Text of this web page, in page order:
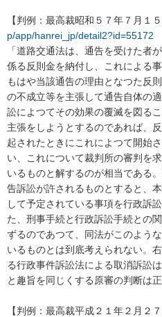
【判例：最高裁昭和５７年７月１５
p/app/hanrei_jp/detail2?id=55172
「道路交通法は、通告を受けた者
係る反則金を納付し、これによる
もはや当該通告の理由となつた反
の不成立等を主張して通告自体の
訟によつてその効果の覆滅を図る
主張をしようとするのであれば、
起されたときにこれによつて開始
い、これについて裁判所の審判を
いるものと解するのが相当である
告訴訟が許されるものとすると、
して予定されている事項を行政訴
た、刑事手続と行政訴訟手続との
ずるのであつて、同法がこのよう
いるものとは到底考えられない。
る行政事件訴訟法による取消訴訟
と趣旨を同じくする原審の判断は正
【判例：最高裁平成２１年２月２７